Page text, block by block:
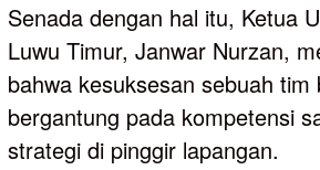
‎Senada dengan hal itu, Ketua
Luwu Timur, Janwar Nurzan,
bahwa kesuksesan sebuah tim
bergantung pada kompetensi
strategi di pinggir lapangan.